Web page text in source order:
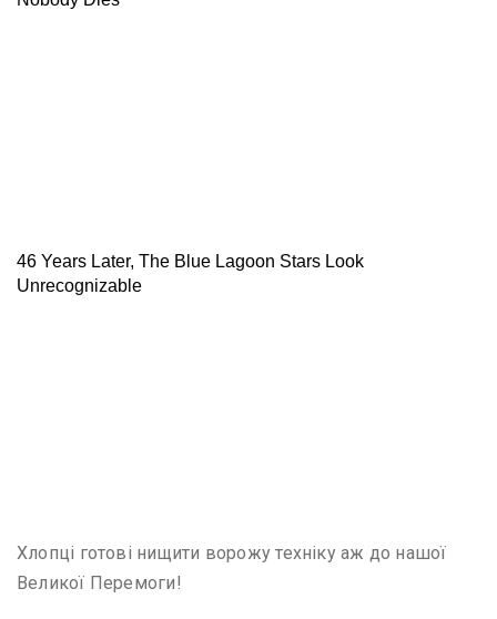
Хлопці готові нищити ворожу техніку аж до нашої
Великої Перемоги!